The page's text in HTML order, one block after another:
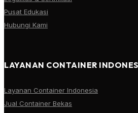
Pusat Edukasi
Hubungi Kami
LAYANAN CONTAINER
Layanan Container Indonesia
Jual Container Bekas